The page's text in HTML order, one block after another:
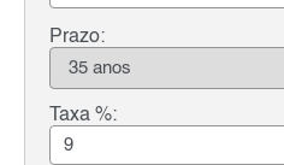
Prazo:
Taxa %: